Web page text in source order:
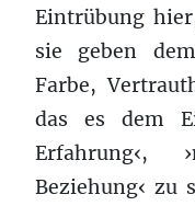
Eintrübung
sie geben
Farbe,
das es dem
Erfahrung‹,
Beziehung‹ zu